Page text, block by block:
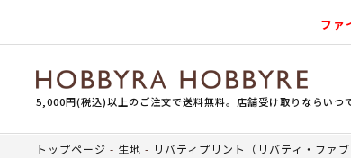
ファ
5,000円(税込)以上のご注文で送料無料。店舗受け取りならいつ
トップページ 生地 リバティプリント（リバティ・ファブ